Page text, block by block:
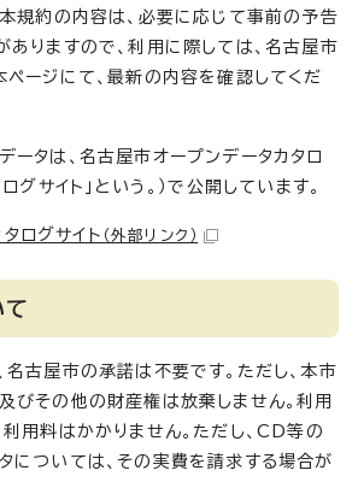
本規約の内容は、必要に応じて事前の予告
ありますので、利用に際しては、名古屋市
ページにて、最新の内容を確認してくだ
ータは、名古屋市オープンデータカタロ
ログサイト」という。）で公開しています。
ログサイト （外部リンク）
名古屋市の承諾は不要です。ただし、本市
びその他の財産権は放棄しません。利用
利用料はかかりません。ただし、CD等の
については、その実費を請求する場合が